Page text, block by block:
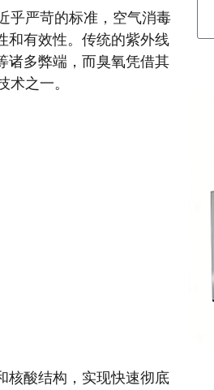
乎严苛的标准，空气消毒
和有效性。传统的紫外线
诸多弊端，而臭氧凭借其
之一。
核酸结构，实现快速彻底